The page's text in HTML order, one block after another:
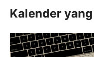
Kalender